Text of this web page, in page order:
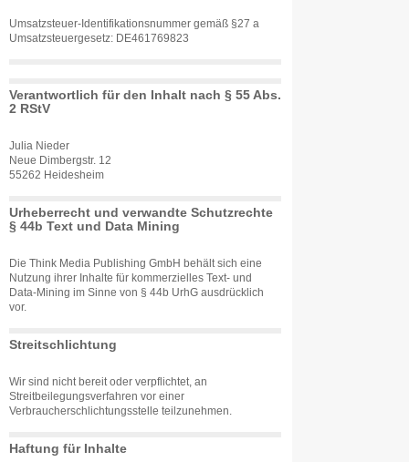
Umsatzsteuer-Identifikationsnummer gemäß §27 a
Umsatzsteuergesetz: DE461769823
Verantwortlich für den Inhalt nach § 55 Abs.
2 RStV
Julia Nieder
Neue Dimbergstr. 12
55262 Heidesheim
Urheberrecht und verwandte Schutzrechte
§ 44b Text und Data Mining
Die Think Media Publishing GmbH behält sich eine
Nutzung ihrer Inhalte für kommerzielles Text- und
Data-Mining im Sinne von § 44b UrhG ausdrücklich
vor.
Streitschlichtung
Wir sind nicht bereit oder verpflichtet, an
Streitbeilegungsverfahren vor einer
Verbraucherschlichtungsstelle teilzunehmen.
Haftung für Inhalte